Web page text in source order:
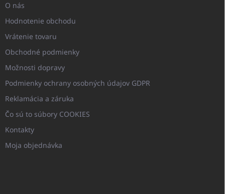
O nás
Hodnotenie obchodu
Vrátenie tovaru
Obchodné podmienky
Možnosti dopravy
Podmienky ochrany osobných údajov GDPR
Reklamácia a záruka
Čo sú to súbory COOKIES
Kontakty
Moja objednávka